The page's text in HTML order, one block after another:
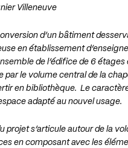
Villeneuve
d’un bâtiment
en établissement
de l’édifice de 6 étages
par le volume central de la
en bibliothèque. Le
adapté au nouvel usage.
projet s’articule autour de la
en composant avec les